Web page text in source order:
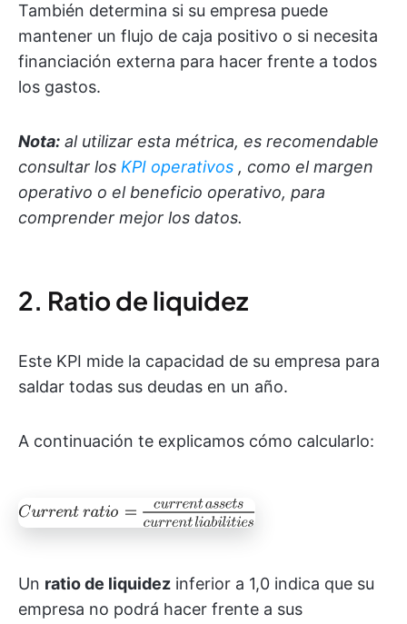
También determina si su empresa puede
mantener un flujo de caja positivo o si necesita
financiación externa para hacer frente a todos
los gastos.
Nota: al utilizar esta métrica, es recomendable
consultar los KPI operativos , como el margen
operativo o el beneficio operativo, para
comprender mejor los datos.
2. Ratio de liquidez
Este KPI mide la capacidad de su empresa para
saldar todas sus deudas en un año.
A continuación te explicamos cómo calcularlo:
Un ratio de liquidez inferior a 1,0 indica que su
empresa no podrá hacer frente a sus